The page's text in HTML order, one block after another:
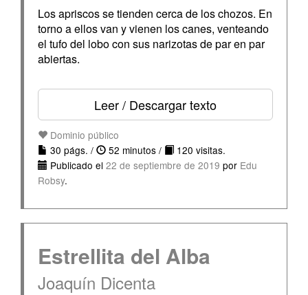
Los apriscos se tienden cerca de los chozos. En
torno a ellos van y vienen los canes, venteando
el tufo del lobo con sus narizotas de par en par
abiertas.
Leer / Descargar texto
Dominio público
30 págs. /
52 minutos /
120 visitas.
Publicado el 22 de septiembre de 2019 por Edu
Robsy.
Estrellita del Alba
Joaquín Dicenta